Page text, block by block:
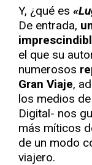
Y, ¿qué es
De entrada,
el que su
numerosos
Gran Viaje,
los medios
Digital- nos
más míticos
de un modo
viajero.